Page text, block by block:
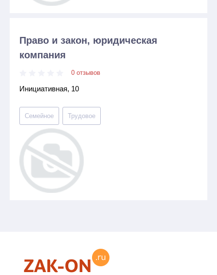
Право и закон, юридическая
компания
0 отзывов
Инициативная, 10
Семейное Трудовое